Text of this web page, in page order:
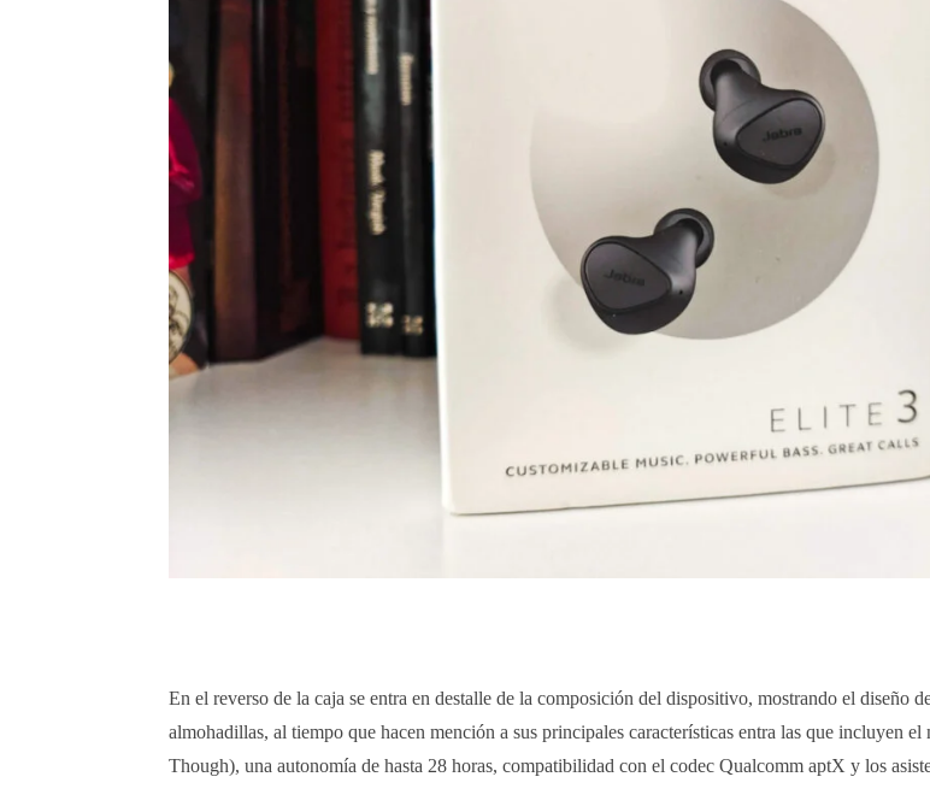
En el reverso de la caja se entra en destalle de la composición del dispositivo, mostrando el diseño
almohadillas, al tiempo que hacen mención a sus principales características entra las que incluyen
Though), una autonomía de hasta 28 horas, compatibilidad con el codec Qualcomm aptX y los